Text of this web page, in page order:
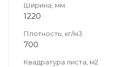
Ширина, мм
1220
Плотность, кг/м3
700
Квадратура листа, м2